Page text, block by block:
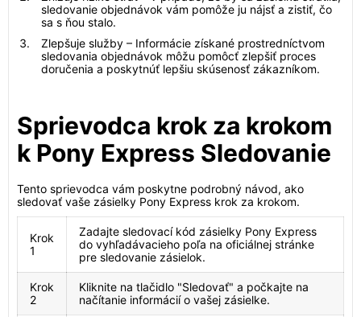
sledovanie objednávok vám pomôže ju nájsť a zistiť, čo
sa s ňou stalo.
Zlepšuje služby – Informácie získané prostredníctvom
sledovania objednávok môžu pomôcť zlepšiť proces
doručenia a poskytnúť lepšiu skúsenosť zákazníkom.
Sprievodca krok za krokom
k Pony Express Sledovanie
Tento sprievodca vám poskytne podrobný návod, ako
sledovať vaše zásielky Pony Express krok za krokom.
Krok
1
Zadajte sledovací kód zásielky Pony Express
do vyhľadávacieho poľa na oficiálnej stránke
pre sledovanie zásielok.
Krok
2
Kliknite na tlačidlo "Sledovať" a počkajte na
načítanie informácií o vašej zásielke.